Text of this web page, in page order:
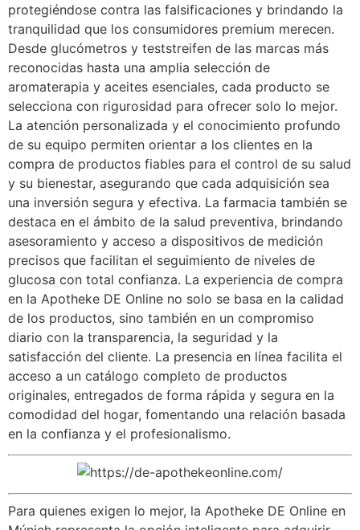
protegiéndose contra las falsificaciones y brindando la
tranquilidad que los consumidores premium merecen.
Desde glucómetros y teststreifen de las marcas más
reconocidas hasta una amplia selección de
aromaterapia y aceites esenciales, cada producto se
selecciona con rigurosidad para ofrecer solo lo mejor.
La atención personalizada y el conocimiento profundo
de su equipo permiten orientar a los clientes en la
compra de productos fiables para el control de su salud
y su bienestar, asegurando que cada adquisición sea
una inversión segura y efectiva. La farmacia también se
destaca en el ámbito de la salud preventiva, brindando
asesoramiento y acceso a dispositivos de medición
precisos que facilitan el seguimiento de niveles de
glucosa con total confianza. La experiencia de compra
en la Apotheke DE Online no solo se basa en la calidad
de los productos, sino también en un compromiso
diario con la transparencia, la seguridad y la
satisfacción del cliente. La presencia en línea facilita el
acceso a un catálogo completo de productos
originales, entregados de forma rápida y segura en la
comodidad del hogar, fomentando una relación basada
en la confianza y el profesionalismo.
Para quienes exigen lo mejor, la Apotheke DE Online en